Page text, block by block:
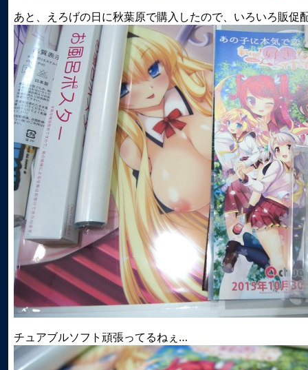
あと、えろげの日に秋葉原で購入したので、いろいろ販促
チュアブルソフト頑張ってるねぇ…